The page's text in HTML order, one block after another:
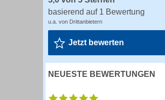
basierend auf 1 Bewertung
u.a. von Drittanbietern
Jetzt bewerten
NEUESTE BEWERTUNGEN